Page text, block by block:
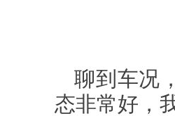
聊到车况
态非常好，